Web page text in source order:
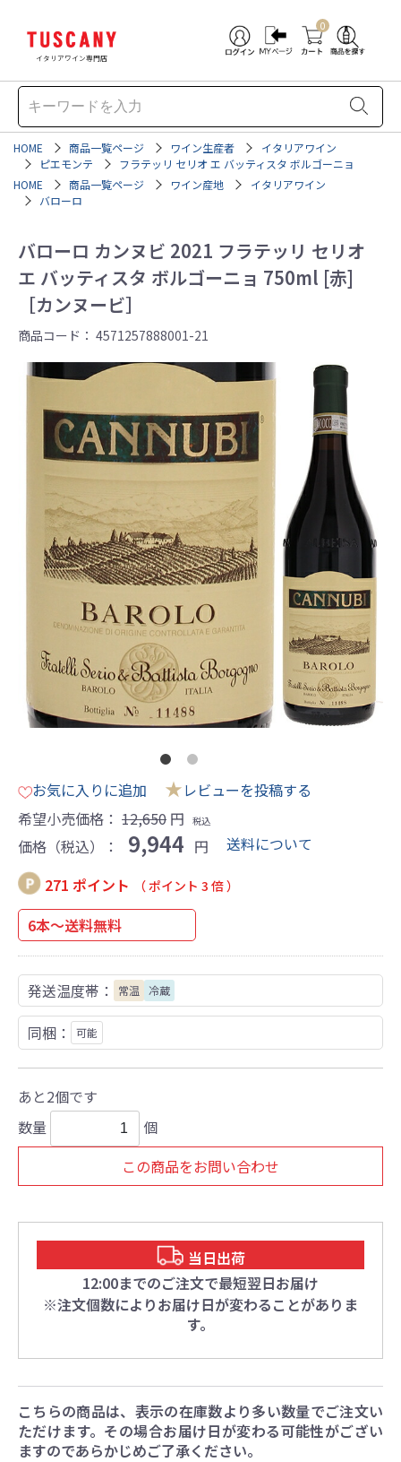
イタリアワイン専門店
0
HOME 商品一覧ページ ワイン生産者
イタリアワイン
ピエモンテ
フラテッリ セリオ エ バッティスタ ボルゴーニョ
HOME
商品一覧ページ ワイン産地
イタリアワイン
バローロ
バローロ カンヌビ 2021 フラテッリ セリオ
エ バッティスタ ボルゴーニョ 750ml [赤]
［カンヌービ］
商品コード： 4571257888001-21
お気に入りに追加 ★レビューを投稿する
希望小売価格： 12,650 円 税込
価格（税込）： 9,944 円
送料について
271 ポイント
（ ポイント 3 倍 ）
6本～送料無料
発送温度帯： 常温 冷蔵
同梱： 可能
あと2個です
数量
個
この商品をお問い合わせ
当日出荷
12:00までのご注文で最短翌日お届け
※注文個数によりお届け日が変わることがありま
す。
こちらの商品は、表示の在庫数より多い数量でご注文い
ただけます。その場合お届け日が変わる可能性がござい
ますのであらかじめご了承ください。